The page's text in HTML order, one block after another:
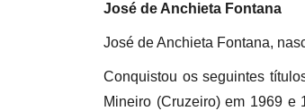
José de Anchieta Fontana
José de Anchieta Fontana,
Conquistou os seguintes
Mineiro (Cruzeiro) em 1969